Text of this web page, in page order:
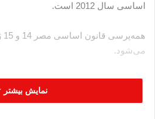
اساسی سال 2012 است.
می‌شود.
ائتلاف حمایت از مشروعیتنمایش بیشتر